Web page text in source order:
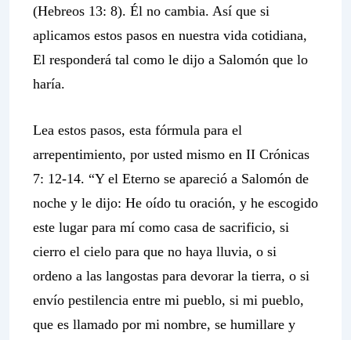
(Hebreos 13: 8). Él no cambia. Así que si
aplicamos estos pasos en nuestra vida cotidiana,
El responderá tal como le dijo a Salomón que lo
haría.
Lea estos pasos, esta fórmula para el
arrepentimiento, por usted mismo en II Crónicas
7: 12-14. “Y el Eterno se apareció a Salomón de
noche y le dijo: He oído tu oración, y he escogido
este lugar para mí como casa de sacrificio, si
cierro el cielo para que no haya lluvia, o si
ordeno a las langostas para devorar la tierra, o si
envío pestilencia entre mi pueblo, si mi pueblo,
que es llamado por mi nombre, se humillare y